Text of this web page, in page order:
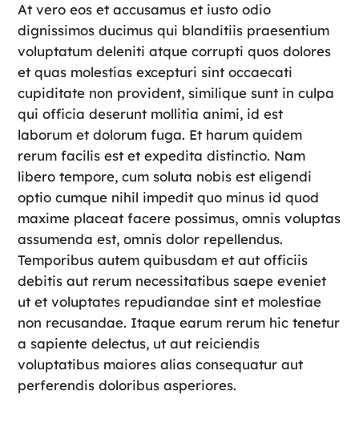
At vero eos et accusamus et iusto odio
dignissimos ducimus qui blanditiis praesentium
voluptatum deleniti atque corrupti quos dolores
et quas molestias excepturi sint occaecati
cupiditate non provident, similique sunt in culpa
qui officia deserunt mollitia animi, id est
laborum et dolorum fuga. Et harum quidem
rerum facilis est et expedita distinctio. Nam
libero tempore, cum soluta nobis est eligendi
optio cumque nihil impedit quo minus id quod
maxime placeat facere possimus, omnis voluptas
assumenda est, omnis dolor repellendus.
Temporibus autem quibusdam et aut officiis
debitis aut rerum necessitatibus saepe eveniet
ut et voluptates repudiandae sint et molestiae
non recusandae. Itaque earum rerum hic tenetur
a sapiente delectus, ut aut reiciendis
voluptatibus maiores alias consequatur aut
perferendis doloribus asperiores.